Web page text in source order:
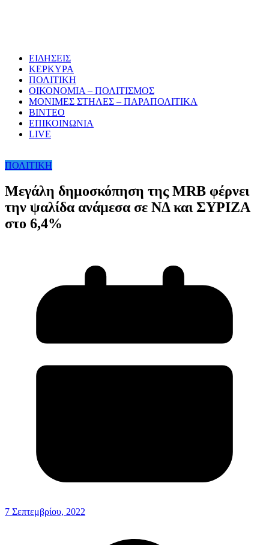
ΕΙΔΗΣΕΙΣ
ΚΕΡΚΥΡΑ
ΠΟΛΙΤΙΚΗ
ΟΙΚΟΝΟΜΙΑ – ΠΟΛΙΤΙΣΜΟΣ
ΜΟΝΙΜΕΣ ΣΤΗΛΕΣ – ΠΑΡΑΠΟΛΙΤΙΚΑ
ΒΙΝΤΕΟ
ΕΠΙΚΟΙΝΩΝΙΑ
LIVE
ΠΟΛΙΤΙΚΗ
Μεγάλη δημοσκόπηση της MRB φέρνει
την ψαλίδα ανάμεσα σε ΝΔ και ΣΥΡΙΖΑ
στο 6,4%
7 Σεπτεμβρίου, 2022